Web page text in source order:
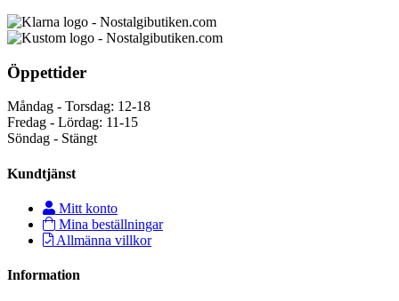
Öppettider
Måndag - Torsdag: 12-18
Fredag - Lördag: 11-15
Söndag - Stängt
Kundtjänst
Mitt konto
Mina beställningar
Allmänna villkor
Information